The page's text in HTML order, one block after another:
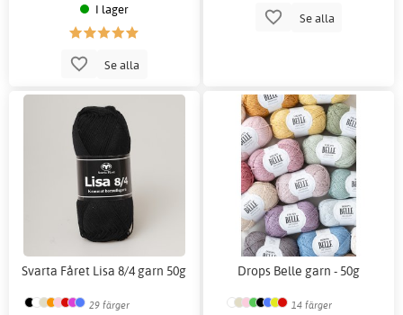
I lager
Se alla
Se alla
Svarta Fåret Lisa 8/4 garn 50g
29 färger
Drops Belle garn - 50g
14 färger